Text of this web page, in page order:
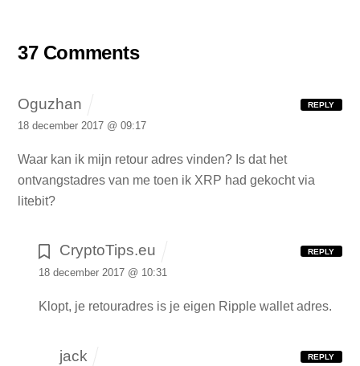
37 Comments
Oguzhan
18 december 2017 @ 09:17
Waar kan ik mijn retour adres vinden? Is dat het
ontvangstadres van me toen ik XRP had gekocht via
litebit?
REPLY
CryptoTips.eu
18 december 2017 @ 10:31
Klopt, je retouradres is je eigen Ripple wallet adres.
REPLY
jack REPLY